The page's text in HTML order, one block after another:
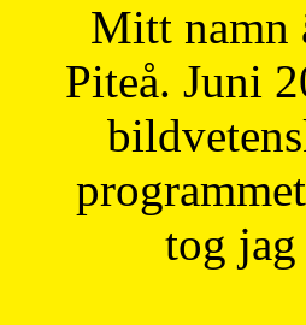
Mitt namn
Piteå. Juni
tog jag